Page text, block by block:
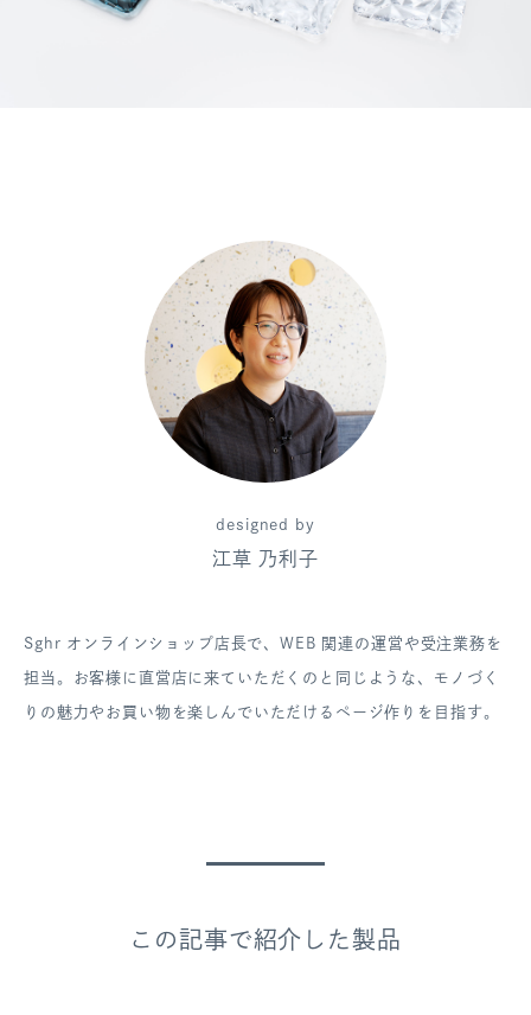
designed by
江草 乃利子
Sghr オンラインショップ店長で、WEB 関連の運営や受注業務を
担当。お客様に直営店に来ていただくのと同じような、モノづく
りの魅力やお買い物を楽しんでいただけるページ作りを目指す。
この記事で紹介した製品